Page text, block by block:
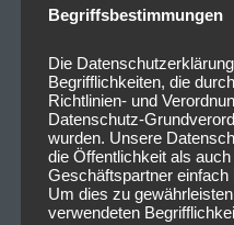
einen Song, weder neu
nicht mitsingt. Mit ihrer
PlatteThe Scenehat
Fangemeinde vor die
Wind in eine junge
Energie und geiler
die 30-minütige
Begriffsbestimmungen
Die
Begrifflichkeiten, die
Richtlinien- und
Datenschutz-
wurden. Unsere
die Öffentlichkeit als
Geschäftspartner
Um dies zu
verwendeten